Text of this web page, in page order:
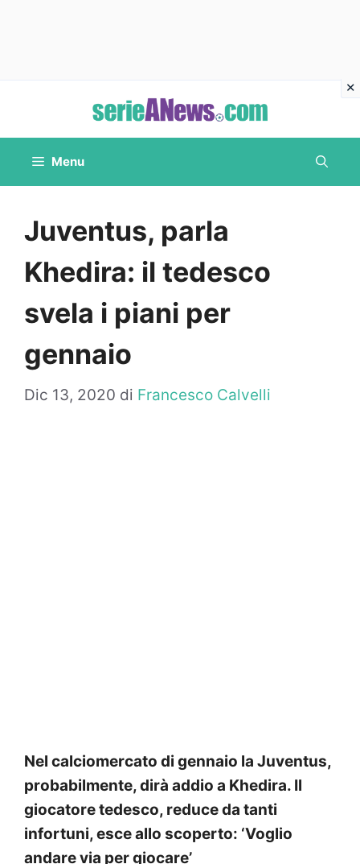
contenuto
Menu
Juventus, parla
Khedira: il tedesco
svela i piani per
gennaio
Dic 13, 2020 di Francesco Calvelli
Nel calciomercato di gennaio la Juventus,
probabilmente, dirà addio a Khedira. Il
giocatore tedesco, reduce da tanti
infortuni, esce allo scoperto: ‘Voglio
andare via per giocare’